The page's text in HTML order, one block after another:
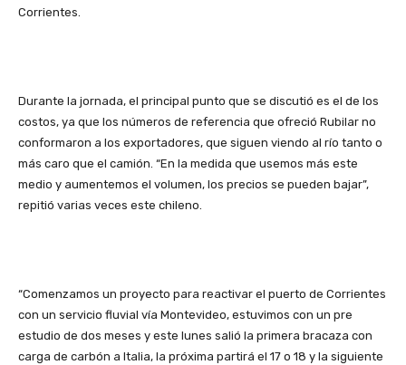
Corrientes.
Durante la jornada, el principal punto que se discutió es el de los
costos, ya que los números de referencia que ofreció Rubilar no
conformaron a los exportadores, que siguen viendo al río tanto o
más caro que el camión. “En la medida que usemos más este
medio y aumentemos el volumen, los precios se pueden bajar”,
repitió varias veces este chileno.
“Comenzamos un proyecto para reactivar el puerto de Corrientes
con un servicio fluvial vía Montevideo, estuvimos con un pre
estudio de dos meses y este lunes salió la primera bracaza con
carga de carbón a Italia, la próxima partirá el 17 o 18 y la siguiente